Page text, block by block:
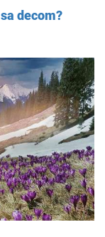
decom?